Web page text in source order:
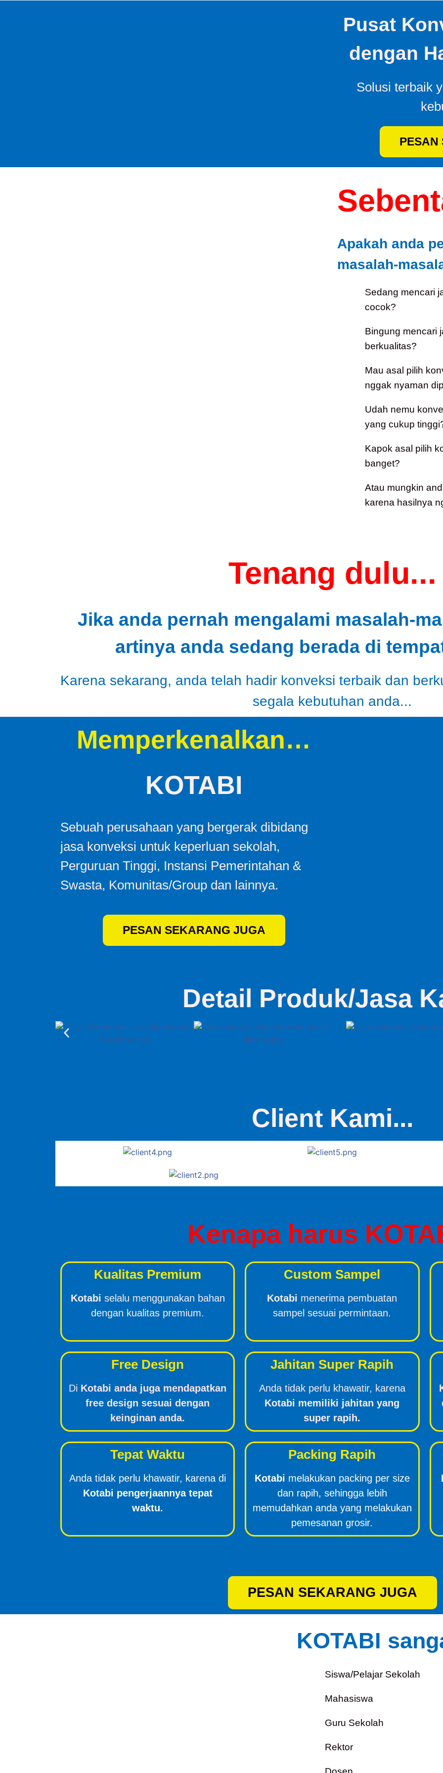
Pusat
dengan
Solusi terbaik
PESAN
Apakah anda
masalah-
Sedang mencari
cocok?
Bingung mencari
berkualitas?
Mau asal pilih
nggak nyaman
Udah nemu
yang cukup
Kapok asal pilih
banget?
Atau mungkin
karena hasilnya
Tenang dulu...
Jika anda pernah mengalami masalah-
artinya anda sedang berada di
Karena sekarang, anda telah hadir konveksi terbaik dan
segala kebutuhan anda...
Memperkenalkan…
KOTABI
Sebuah perusahaan yang bergerak dibidang
jasa konveksi untuk keperluan sekolah,
Perguruan Tinggi, Instansi Pemerintahan &
Swasta, Komunitas/Group dan lainnya.
PESAN SEKARANG JUGA
Detail Produk/Jasa
Client Kami...
Kenapa harus
Kualitas Premium
Kotabi selalu menggunakan bahan
dengan kualitas premium.
Custom Sampel
Kotabi menerima pembuatan
sampel sesuai permintaan.
Free Design
Di Kotabi anda juga mendapatkan
free design sesuai dengan
keinginan anda.
Jahitan Super Rapih
Anda tidak perlu khawatir, karena
Kotabi memiliki jahitan yang
super rapih.
Tepat Waktu
Anda tidak perlu khawatir, karena di
Kotabi pengerjaannya tepat
waktu.
Packing Rapih
Kotabi melakukan packing per size
dan rapih, sehingga lebih
memudahkan anda yang melakukan
pemesanan grosir.
PESAN SEKARANG JUGA
KOTABI
Siswa/Pelajar Sekolah
Mahasiswa
Guru Sekolah
Rektor